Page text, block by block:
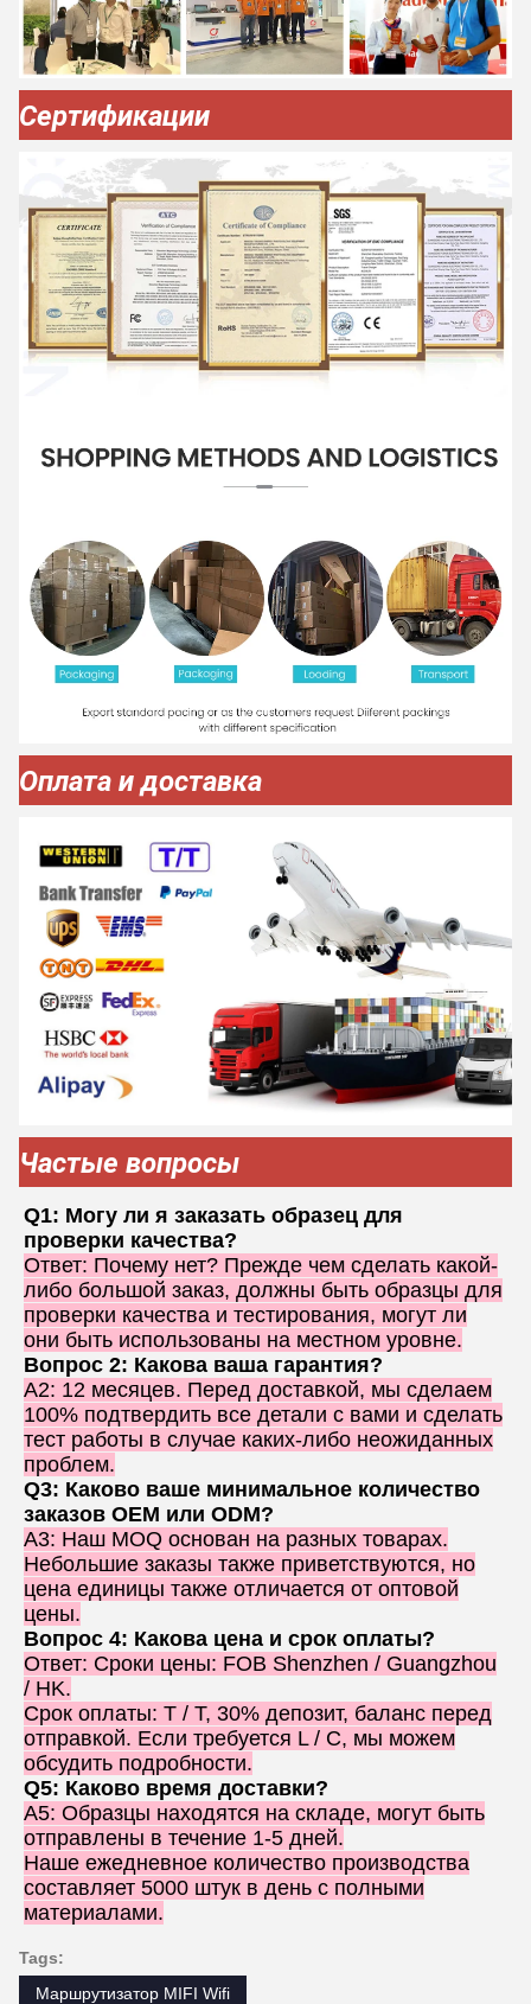
Сертификации
Оплата и доставка
Частые вопросы
Q1: Могу ли я заказать образец для
проверки качества?
Ответ: Почему нет? Прежде чем сделать какой-
либо большой заказ, должны быть образцы для
проверки качества и тестирования, могут ли
они быть использованы на местном уровне.
Вопрос 2: Какова ваша гарантия?
A2: 12 месяцев. Перед доставкой, мы сделаем
100% подтвердить все детали с вами и сделать
тест работы в случае каких-либо неожиданных
проблем.
Q3: Каково ваше минимальное количество
заказов OEM или ODM?
A3: Наш MOQ основан на разных товарах.
Небольшие заказы также приветствуются, но
цена единицы также отличается от оптовой
цены.
Вопрос 4: Какова цена и срок оплаты?
Ответ: Сроки цены: FOB Shenzhen / Guangzhou
/ HK.
Срок оплаты: T / T, 30% депозит, баланс перед
отправкой. Если требуется L / C, мы можем
обсудить подробности.
Q5: Каково время доставки?
A5: Образцы находятся на складе, могут быть
отправлены в течение 1-5 дней.
Наше ежедневное количество производства
составляет 5000 штук в день с полными
материалами.
Tags:
Маршрутизатор MIFI Wifi